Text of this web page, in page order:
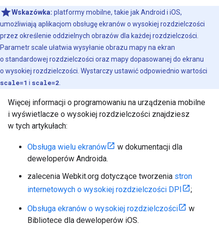
Wskazówka: platformy mobilne, takie jak Android i iOS,
umożliwiają aplikacjom obsługę ekranów o wysokiej rozdzielczości
przez określenie oddzielnych obrazów dla każdej rozdzielczości.
Parametr scale ułatwia wysyłanie obrazu mapy na ekran
o standardowej rozdzielczości oraz mapy dopasowanej do ekranu
o wysokiej rozdzielczości. Wystarczy ustawić odpowiednio wartości
scale=1 i scale=2
Więcej informacji o programowaniu na urządzenia mobilne
i wyświetlacze o wysokiej rozdzielczości znajdziesz
w tych artykułach:
Obsługa wielu ekranów
w dokumentacji dla
deweloperów Androida.
zalecenia Webkit.org dotyczące tworzenia stron
internetowych o wysokiej rozdzielczości DPI
;
Obsługa ekranów o wysokiej rozdzielczości
w
Bibliotece dla deweloperów iOS.